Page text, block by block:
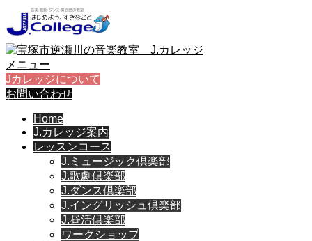
メニュー
Jカレッジについて
お問い合わせ
Home
J.カレッジ案内
レッスンコース
J.ミュージック倶楽部
J.歌劇倶楽部
J.ダンス倶楽部
J.イングリッシュ倶楽部
J.昼活倶楽部
ワークショップ